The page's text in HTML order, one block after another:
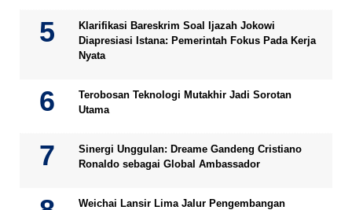
Klarifikasi Bareskrim Soal Ijazah Jokowi
Diapresiasi Istana: Pemerintah Fokus Pada Kerja
Nyata
Terobosan Teknologi Mutakhir Jadi Sorotan
Utama
Sinergi Unggulan: Dreame Gandeng Cristiano
Ronaldo sebagai Global Ambassador
Weichai Lansir Lima Jalur Pengembangan